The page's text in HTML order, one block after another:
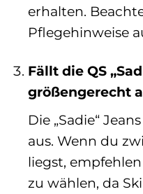
erhalten.
Pflegehinweise
Fällt die QS
größengerecht
Die „Sadie“
aus. Wenn du
liegst,
zu wählen, da